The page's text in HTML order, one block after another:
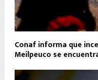
Conaf informa que
Meilpeuco se